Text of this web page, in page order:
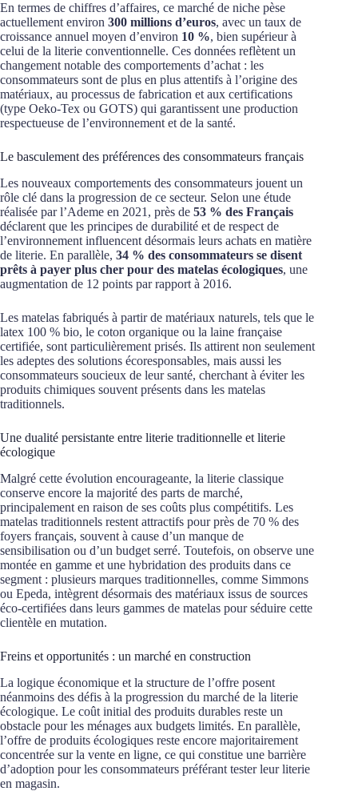
En termes de chiffres d’affaires, ce marché de niche pèse
actuellement environ 300 millions d’euros, avec un taux de
croissance annuel moyen d’environ 10 %, bien supérieur à
celui de la literie conventionnelle. Ces données reflètent un
changement notable des comportements d’achat : les
consommateurs sont de plus en plus attentifs à l’origine des
matériaux, au processus de fabrication et aux certifications
(type Oeko-Tex ou GOTS) qui garantissent une production
respectueuse de l’environnement et de la santé.
Le basculement des préférences des consommateurs français
Les nouveaux comportements des consommateurs jouent un
rôle clé dans la progression de ce secteur. Selon une étude
réalisée par l’Ademe en 2021, près de 53 % des Français
déclarent que les principes de durabilité et de respect de
l’environnement influencent désormais leurs achats en matière
de literie. En parallèle, 34 % des consommateurs se disent
prêts à payer plus cher pour des matelas écologiques, une
augmentation de 12 points par rapport à 2016.
Les matelas fabriqués à partir de matériaux naturels, tels que le
latex 100 % bio, le coton organique ou la laine française
certifiée, sont particulièrement prisés. Ils attirent non seulement
les adeptes des solutions écoresponsables, mais aussi les
consommateurs soucieux de leur santé, cherchant à éviter les
produits chimiques souvent présents dans les matelas
traditionnels.
Une dualité persistante entre literie traditionnelle et literie
écologique
Malgré cette évolution encourageante, la literie classique
conserve encore la majorité des parts de marché,
principalement en raison de ses coûts plus compétitifs. Les
matelas traditionnels restent attractifs pour près de 70 % des
foyers français, souvent à cause d’un manque de
sensibilisation ou d’un budget serré. Toutefois, on observe une
montée en gamme et une hybridation des produits dans ce
segment : plusieurs marques traditionnelles, comme Simmons
ou Epeda, intègrent désormais des matériaux issus de sources
éco-certifiées dans leurs gammes de matelas pour séduire cette
clientèle en mutation.
Freins et opportunités : un marché en construction
La logique économique et la structure de l’offre posent
néanmoins des défis à la progression du marché de la literie
écologique. Le coût initial des produits durables reste un
obstacle pour les ménages aux budgets limités. En parallèle,
l’offre de produits écologiques reste encore majoritairement
concentrée sur la vente en ligne, ce qui constitue une barrière
d’adoption pour les consommateurs préférant tester leur literie
en magasin.